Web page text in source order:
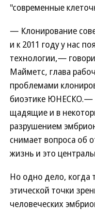
"современные
— Клонирование
и к 2011 году у нас
технологии,—
Майметс, глава
проблемами
биоэтике ЮНЕСКО.—
щадящие и в
разрушением
снимает вопроса об
жизнь и это
Но одно дело, когда
этической точки
человеческих